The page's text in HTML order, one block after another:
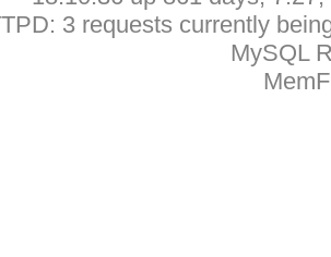
3 requests currently
MySQL